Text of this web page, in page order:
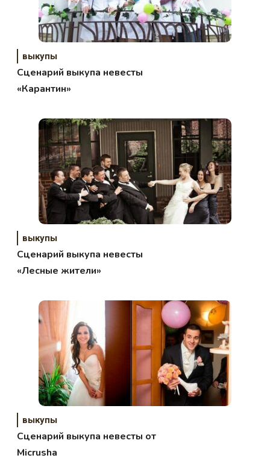
выкупы
Сценарий выкупа невесты
«Карантин»
выкупы
Сценарий выкупа невесты
«Лесные жители»
выкупы
Сценарий выкупа невесты от
Micrusha